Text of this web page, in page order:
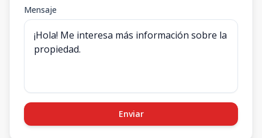
Mensaje
Enviar